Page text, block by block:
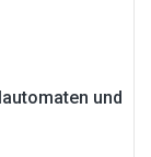
und